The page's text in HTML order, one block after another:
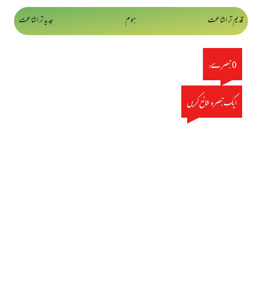
جدید تر اشاعت قدیم تر اشاعت ہوم
0 تبصرے:
ایک تبصرہ شائع کریں